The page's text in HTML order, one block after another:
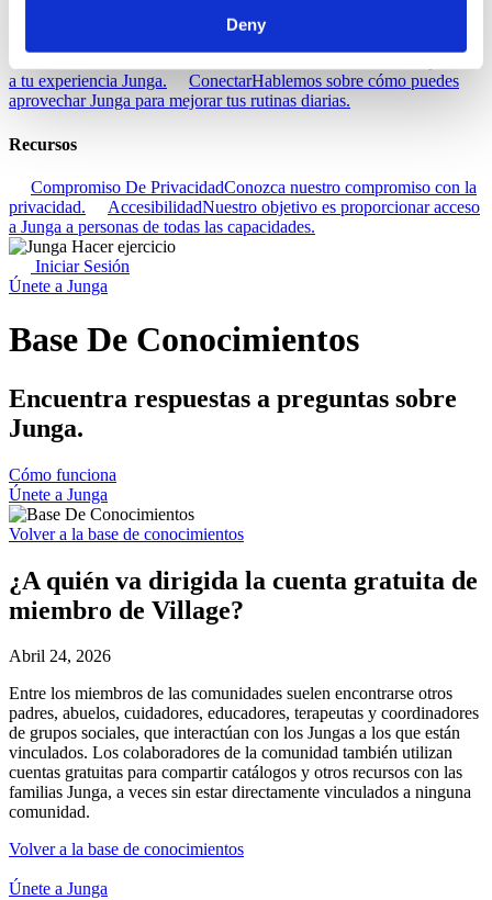
Deny
a tu experiencia Junga.
ConectarHablemos sobre cómo puedes
aprovechar Junga para mejorar tus rutinas diarias.
Recursos
Compromiso De PrivacidadConozca nuestro compromiso con la
privacidad.
AccesibilidadNuestro objetivo es proporcionar acceso
a Junga a personas de todas las capacidades.
Iniciar Sesión
Únete a Junga
Base De Conocimientos
Encuentra respuestas a preguntas sobre
Junga.
Cómo funciona
Únete a Junga
Volver a la base de conocimientos
¿A quién va dirigida la cuenta gratuita de
miembro de Village?
Abril 24, 2026
Entre los miembros de las comunidades suelen encontrarse otros
padres, abuelos, cuidadores, educadores, terapeutas y coordinadores
de grupos sociales, que interactúan con los Jungas a los que están
vinculados. Los colaboradores de la comunidad también utilizan
cuentas gratuitas para compartir catálogos y otros recursos con las
familias Junga, a veces sin estar directamente vinculados a ninguna
comunidad.
Volver a la base de conocimientos
Únete a Junga